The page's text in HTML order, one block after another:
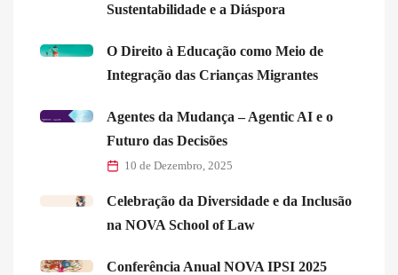
Sustentabilidade e a Diáspora
O Direito à Educação como Meio de
Integração das Crianças Migrantes
Agentes da Mudança – Agentic AI e o
Futuro das Decisões
10 de Dezembro, 2025
Celebração da Diversidade e da Inclusão
na NOVA School of Law
Conferência Anual NOVA IPSI 2025